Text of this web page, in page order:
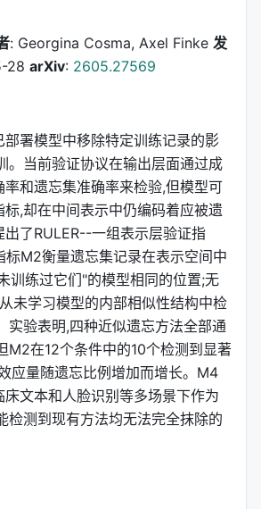
: Georgina Cosma, Axel Finke 发
28 arXiv: 2605.27569
署模型中移除特定训练记录的影
。当前验证协议在输出层面通过成
率和遗忘集准确率来检验,但模型可
标,却在中间表示中仍编码着应被遗
出了RULER--一组表示层验证指
M2衡量遗忘集记录在表示空间中
训练过它们"的模型相同的位置;无
未学习模型的内部相似性结构中检
实验表明,四种近似遗忘方法全部通
M2在12个条件中的10个检测到显著
应量随遗忘比例增加而增长。M4
文本和人脸识别等多场景下作为
检测到现有方法均无法完全抹除的